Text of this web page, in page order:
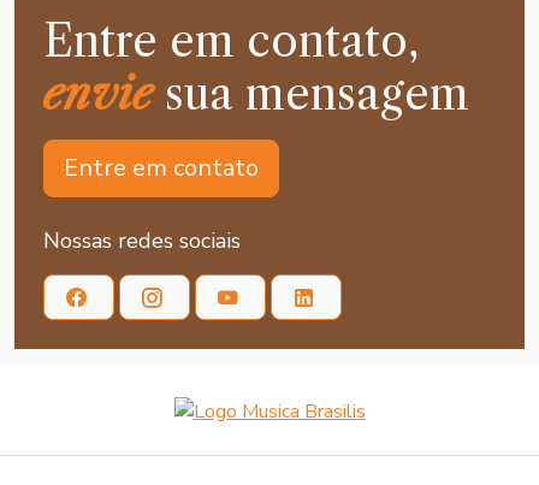
Entre em contato,
enviesua mensagem
Entre em contato
Nossas redes sociais